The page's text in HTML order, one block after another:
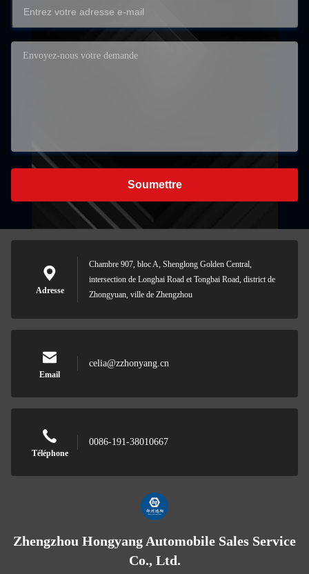
Soumettre
Adresse
Chambre 907, bloc A, Shenglong Golden Central,
intersection de Longhai Road et Tongbai Road, district de
Zhongyuan, ville de Zhengzhou
Email
celia@zzhonyang.cn
Téléphone
0086-191-38010667
Zhengzhou Hongyang Automobile Sales Service
Co., Ltd.